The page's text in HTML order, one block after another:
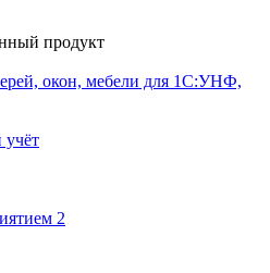
продукт
окон, мебели для 1С:УНФ,
учёт
2